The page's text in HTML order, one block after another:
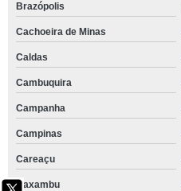
Brazópolis
Cachoeira de Minas
Caldas
Cambuquira
Campanha
Campinas
Careaçu
Caxambu